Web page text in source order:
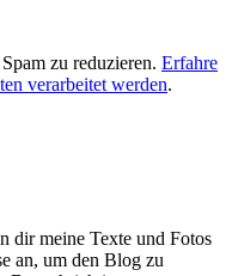
zu reduzieren. Erfahre
verarbeitet werden.
dir meine Texte und Fotos
an, um den Blog zu